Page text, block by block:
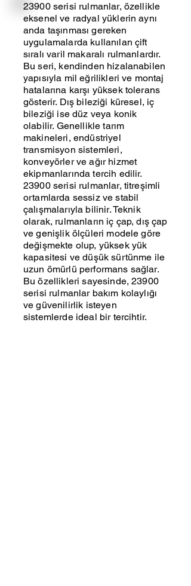
23900 serisi rulmanlar, özellikle
eksenel ve radyal yüklerin aynı
anda taşınması gereken
uygulamalarda kullanılan çift
sıralı varil makaralı rulmanlardır.
Bu seri, kendinden hizalanabilen
yapısıyla mil eğrilikleri ve montaj
hatalarına karşı yüksek tolerans
gösterir. Dış bileziği küresel, iç
bileziği ise düz veya konik
olabilir. Genellikle tarım
makineleri, endüstriyel
transmisyon sistemleri,
konveyörler ve ağır hizmet
ekipmanlarında tercih edilir.
23900 serisi rulmanlar, titreşimli
ortamlarda sessiz ve stabil
çalışmalarıyla bilinir. Teknik
olarak, rulmanların iç çap, dış çap
ve genişlik ölçüleri modele göre
değişmekte olup, yüksek yük
kapasitesi ve düşük sürtünme ile
uzun ömürlü performans sağlar.
Bu özellikleri sayesinde, 23900
serisi rulmanlar bakım kolaylığı
ve güvenilirlik isteyen
sistemlerde ideal bir tercihtir.